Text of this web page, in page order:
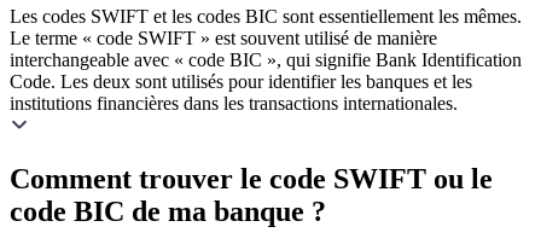
Les codes SWIFT et les codes BIC sont essentiellement les mêmes.
Le terme « code SWIFT » est souvent utilisé de manière
interchangeable avec « code BIC », qui signifie Bank Identification
Code. Les deux sont utilisés pour identifier les banques et les
institutions financières dans les transactions internationales.
Comment trouver le code SWIFT ou le
code BIC de ma banque ?